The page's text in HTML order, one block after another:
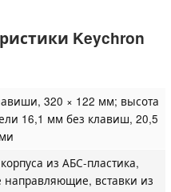
Keychron
320 × 122 мм; высота
16,1 мм без клавиш, 20,5
из АБС-пластика,
вставки из